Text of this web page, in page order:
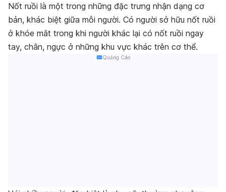
Nốt ruồi là một trong những đặc trưng nhận dạng cơ
bản, khác biệt giữa mỗi người. Có người sở hữu nốt ruồi
ở khóe mắt trong khi người khác lại có nốt ruồi ngay
tay, chân, ngực ở những khu vực khác trên cơ thể.
Quảng Cáo